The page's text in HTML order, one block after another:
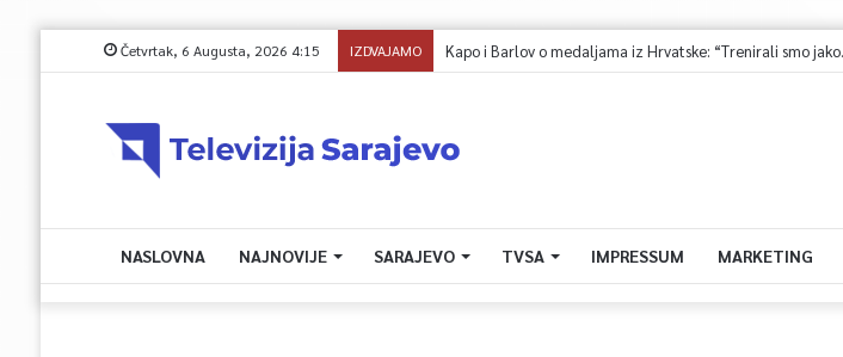
Četvrtak, 6 Augusta, 2026 4:15 IZDVAJAMO
NASLOVNA NAJNOVIJE SARAJEVO TVSA IMPRESSUM MARKETING